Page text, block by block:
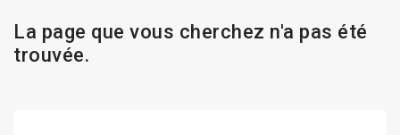
La page que vous cherchez n'a pas été
trouvée.